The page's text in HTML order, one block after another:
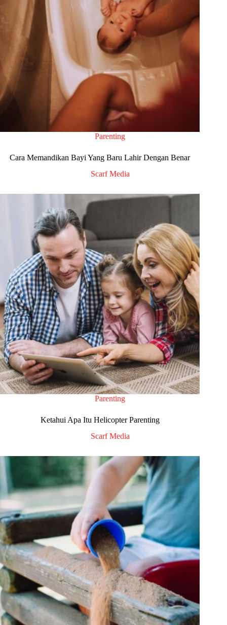
Parenting
Cara Memandikan Bayi Yang Baru Lahir Dengan Benar
Scarf Media
Parenting
Ketahui Apa Itu Helicopter Parenting
Scarf Media